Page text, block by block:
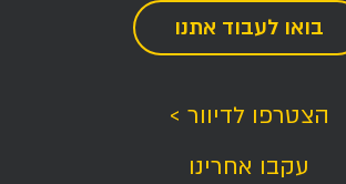
בואו לעבוד אתנו
הצטרפו לדיוור >
עקבו אחרינו